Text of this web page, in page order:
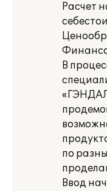
Расчет
В
по
Ввод